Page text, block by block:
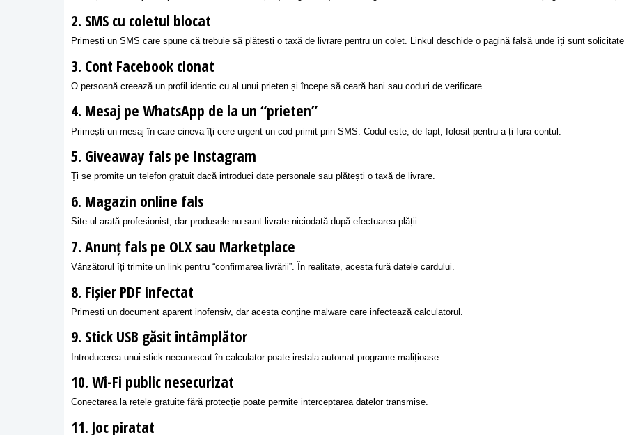
2. SMS cu coletul blocat
Primești un SMS care spune că trebuie să plătești o taxă de livrare pentru un colet. Linkul deschide o pagină falsă unde îți sunt
3. Cont Facebook clonat
O persoană creează un profil identic cu al unui prieten și începe să ceară bani sau coduri de verificare.
4. Mesaj pe WhatsApp de la un “prieten”
Primești un mesaj în care cineva îți cere urgent un cod primit prin SMS. Codul este, de fapt, folosit pentru a-ți fura contul.
5. Giveaway fals pe Instagram
Ți se promite un telefon gratuit dacă introduci date personale sau plătești o taxă de livrare.
6. Magazin online fals
Site-ul arată profesionist, dar produsele nu sunt livrate niciodată după efectuarea plății.
7. Anunț fals pe OLX sau Marketplace
Vânzătorul îți trimite un link pentru “confirmarea livrării”. În realitate, acesta fură datele cardului.
8. Fișier PDF infectat
Primești un document aparent inofensiv, dar acesta conține malware care infectează calculatorul.
9. Stick USB găsit întâmplător
Introducerea unui stick necunoscut în calculator poate instala automat programe malițioase.
10. Wi-Fi public nesecurizat
Conectarea la rețele gratuite fără protecție poate permite interceptarea datelor transmise.
11. Joc piratat